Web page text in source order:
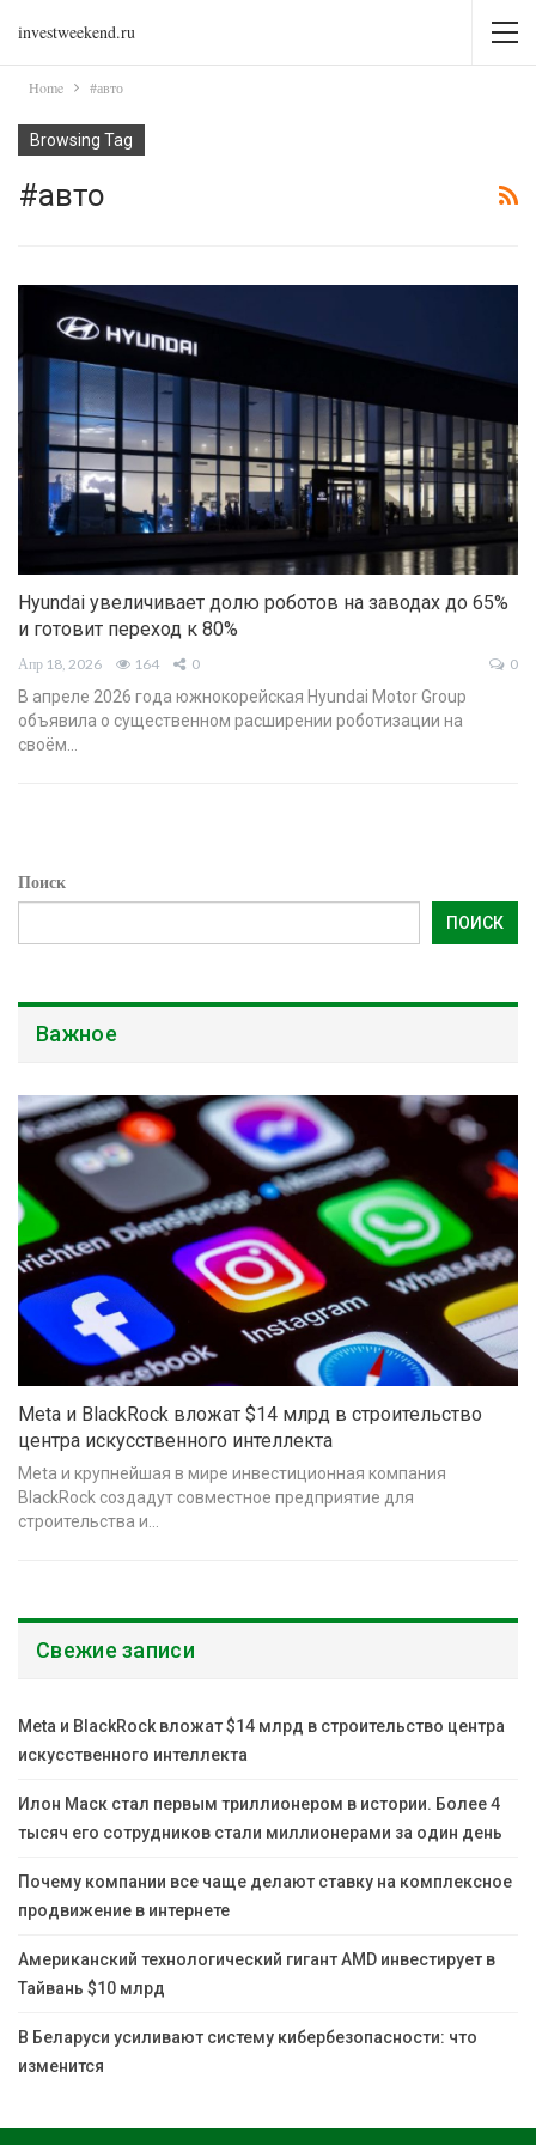
investweekend.ru
Home #авто
Browsing Tag
#авто
Hyundai увеличивает долю роботов на заводах до 65%
и готовит переход к 80%
Апр 18, 2026 164 0 0
В апреле 2026 года южнокорейская Hyundai Motor Group
объявила о существенном расширении роботизации на
своём…
Поиск
ПОИСК
Важное
Meta и BlackRock вложат $14 млрд в строительство
центра искусственного интеллекта
Meta и крупнейшая в мире инвестиционная компания
BlackRock создадут совместное предприятие для
строительства и…
Свежие записи
Meta и BlackRock вложат $14 млрд в строительство центра
искусственного интеллекта
Илон Маск стал первым триллионером в истории. Более 4
тысяч его сотрудников стали миллионерами за один день
Почему компании все чаще делают ставку на комплексное
продвижение в интернете
Американский технологический гигант AMD инвестирует в
Тайвань $10 млрд
В Беларуси усиливают систему кибербезопасности: что
изменится